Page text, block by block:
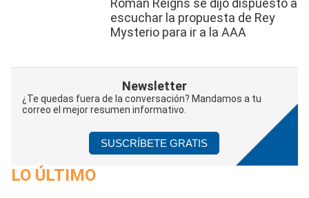
Roman Reigns se dijo dispuesto a
escuchar la propuesta de Rey
Mysterio para ir a la AAA
Newsletter
¿Te quedas fuera de la conversación? Mandamos a tu
correo el mejor resumen informativo.
SUSCRÍBETE GRATIS
LO ÚLTIMO